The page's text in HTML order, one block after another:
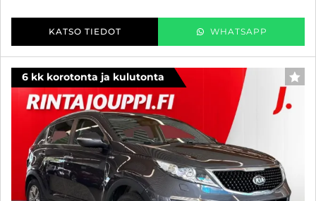
KATSO TIEDOT WHATSAPP
6 kk korotonta ja kulutonta